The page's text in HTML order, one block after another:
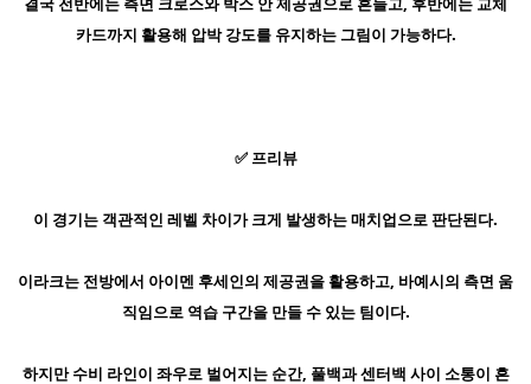
카드까지 활용해 압박 강도를 유지하는 그림이 가능하다.
✅ 프리뷰
이 경기는 객관적인 레벨 차이가 크게 발생하는 매치업으로 판단된다.
이라크는 전방에서 아이멘 후세인의 제공권을 활용하고, 바예시의 측면 움
직임으로 역습 구간을 만들 수 있는 팀이다.
하지만 수비 라인이 좌우로 벌어지는 순간, 풀백과 센터백 사이 소통이 흔